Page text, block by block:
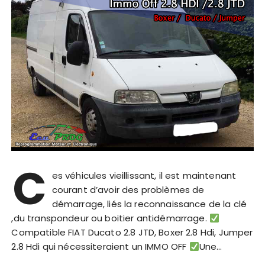
C es véhicules vieillissant, il est maintenant
courant d’avoir des problèmes de
démarrage, liés la reconnaissance de la clé
,du transpondeur ou boitier antidémarrage.
Compatible FIAT Ducato 2.8 JTD, Boxer 2.8 Hdi, Jumper
2.8 Hdi qui nécessiteraient un IMMO OFF
Une…